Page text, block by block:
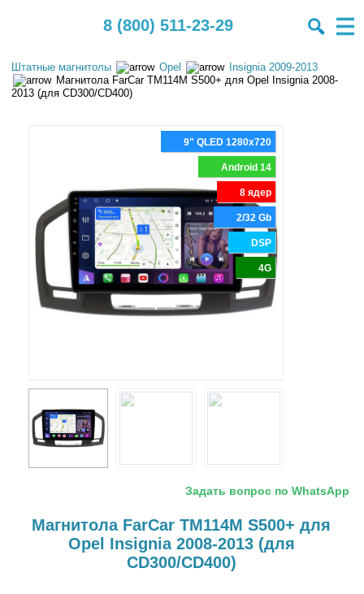
8 (800) 511-23-29
Штатные магнитолы Opel
Insignia 2009-2013
Магнитола FarCar TM114M S500+ для Opel Insignia 2008-
2013 (для CD300/CD400)
9" QLED 1280x720
Android 14
8 ядер
2/32 Gb
DSP
4G
Задать вопрос по WhatsApp
Магнитола FarCar TM114M S500+ для
Opel Insignia 2008-2013 (для
CD300/CD400)